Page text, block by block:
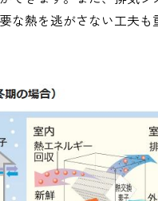
な熱を逃がさない工夫も